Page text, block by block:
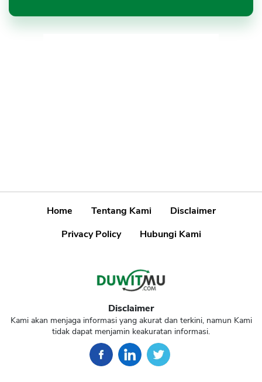
Home Tentang Kami
Disclaimer
Privacy Policy
Hubungi Kami
Disclaimer
Kami akan menjaga informasi yang akurat dan terkini, namun Kami
tidak dapat menjamin keakuratan informasi.